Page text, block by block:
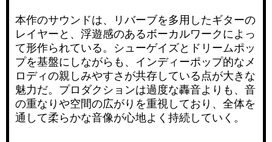
本作のサウンドは、リバーブを多用したギターの
レイヤーと、浮遊感のあるボーカルワークによっ
て形作られている。シューゲイズとドリームポッ
プを基盤にしながらも、インディーポップ的なメ
ロディの親しみやすさが共存している点が大きな
魅力だ。プロダクションは過度な轟音よりも、音
の重なりや空間の広がりを重視しており、全体を
通して柔らかな音像が心地よく持続していく。